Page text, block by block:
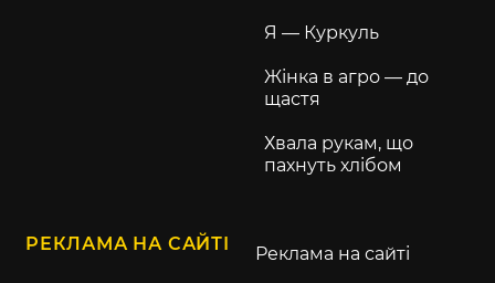
Я — Куркуль
Жінка в агро — до
щастя
Хвала рукам, що
пахнуть хлібом
РЕКЛАМА НА САЙТІ Реклама на сайті